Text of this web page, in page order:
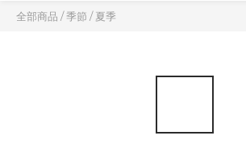
全部商品 /季節 /夏季